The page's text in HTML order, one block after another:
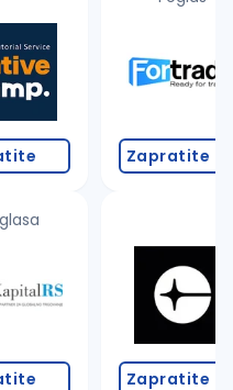
(koristite č, ć, š, đ,
grad
pretrage
Zapratite
Zapratite